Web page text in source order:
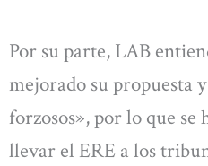
Por su parte, LAB
mejorado su propuesta
forzosos», por lo que
llevar el ERE a los